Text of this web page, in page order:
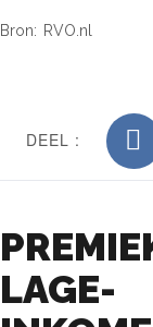
Bron: RVO.nl
DEEL :
LAGE-